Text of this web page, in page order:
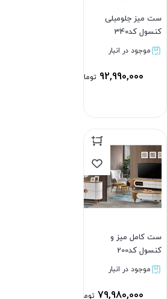
ست میز جلومبلی
کنسول کد340
موجود در انبار
92,990,000 تومان
ست کامل میز و
کنسول کد200
موجود در انبار
79,980,000 تومان